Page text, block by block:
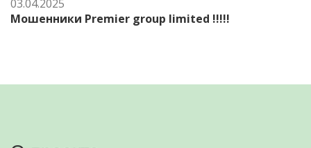
03.04.2025
Мошенники Premier group limited !!!!!